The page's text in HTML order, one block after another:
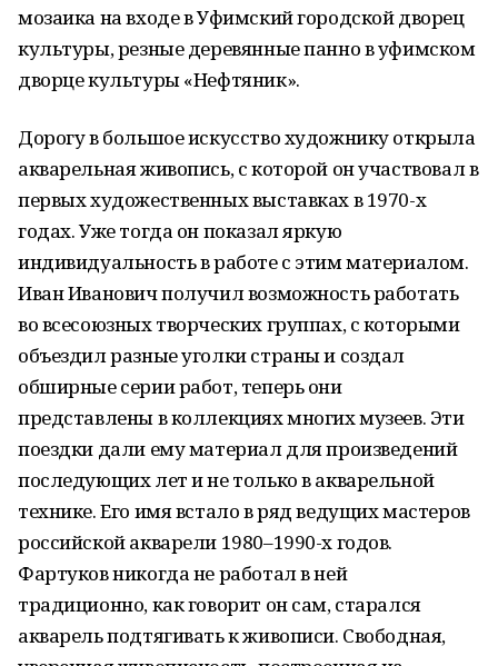
мозаика на входе в Уфимский городской дворец
культуры, резные деревянные панно в уфимском
дворце культуры «Нефтяник».
Дорогу в большое искусство художнику открыла
акварельная живопись, с которой он участвовал в
первых художественных выставках в 1970-х
годах. Уже тогда он показал яркую
индивидуальность в работе с этим материалом.
Иван Иванович получил возможность работать
во всесоюзных творческих группах, с которыми
объездил разные уголки страны и создал
обширные серии работ, теперь они
представлены в коллекциях многих музеев. Эти
поездки дали ему материал для произведений
последующих лет и не только в акварельной
технике. Его имя встало в ряд ведущих мастеров
российской акварели 1980–1990-х годов.
Фартуков никогда не работал в ней
традиционно, как говорит он сам, старался
акварель подтягивать к живописи. Свободная,